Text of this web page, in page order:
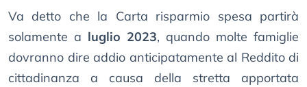
Va detto che la Carta risparmio spesa partirà
solamente a luglio 2023, quando molte famiglie
dovranno dire addio anticipatamente al Reddito di
cittadinanza a causa della stretta apportata